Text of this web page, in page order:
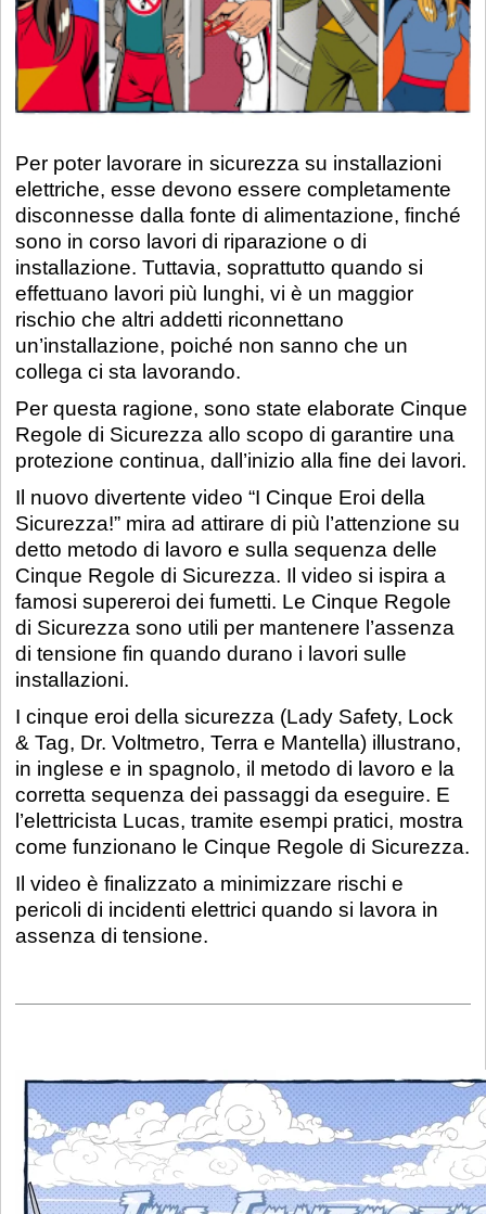
Per poter lavorare in sicurezza su installazioni
elettriche, esse devono essere completamente
disconnesse dalla fonte di alimentazione, finché
sono in corso lavori di riparazione o di
installazione. Tuttavia, soprattutto quando si
effettuano lavori più lunghi, vi è un maggior
rischio che altri addetti riconnettano
un’installazione, poiché non sanno che un
collega ci sta lavorando.
Per questa ragione, sono state elaborate Cinque
Regole di Sicurezza allo scopo di garantire una
protezione continua, dall’inizio alla fine dei lavori.
Il nuovo divertente video “I Cinque Eroi della
Sicurezza!” mira ad attirare di più l’attenzione su
detto metodo di lavoro e sulla sequenza delle
Cinque Regole di Sicurezza. Il video si ispira a
famosi supereroi dei fumetti. Le Cinque Regole
di Sicurezza sono utili per mantenere l’assenza
di tensione fin quando durano i lavori sulle
installazioni.
I cinque eroi della sicurezza (Lady Safety, Lock
& Tag, Dr. Voltmetro, Terra e Mantella) illustrano,
in inglese e in spagnolo, il metodo di lavoro e la
corretta sequenza dei passaggi da eseguire. E
l’elettricista Lucas, tramite esempi pratici, mostra
come funzionano le Cinque Regole di Sicurezza.
Il video è finalizzato a minimizzare rischi e
pericoli di incidenti elettrici quando si lavora in
assenza di tensione.